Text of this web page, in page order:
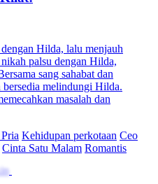
baru tahu dia masih
cerai, Hendy justru
gratis di NetShort. Temukan